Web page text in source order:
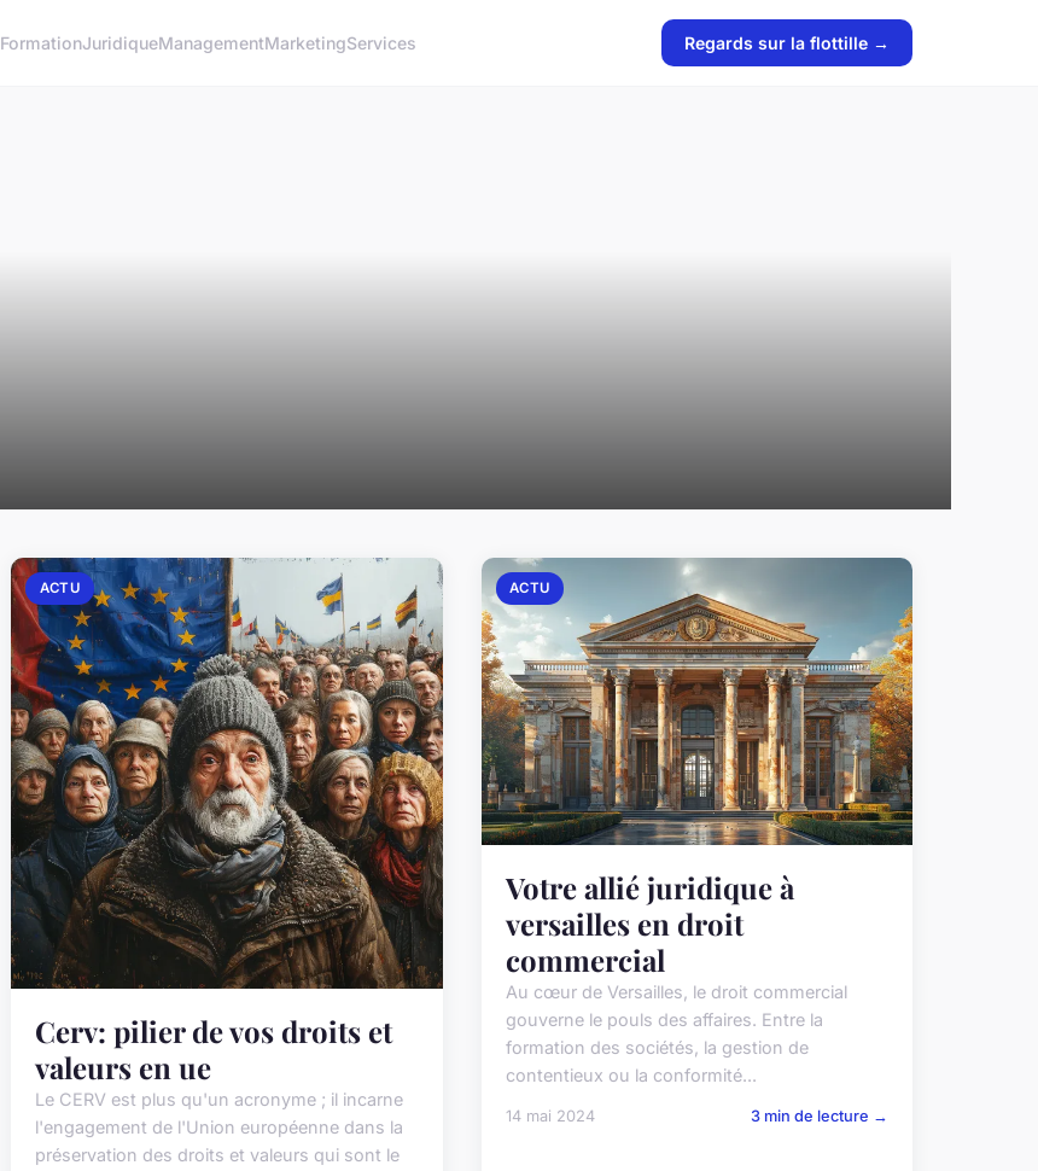
FormationJuridiqueManagementMarketingServices Regards sur la flottille →
ACTU
Cerv: pilier de vos droits et
valeurs en ue
Le CERV est plus qu'un acronyme ; il incarne
l'engagement de l'Union européenne dans la
préservation des droits et valeurs qui sont le
ACTU
Votre allié juridique à
versailles en droit
commercial
Au cœur de Versailles, le droit commercial
gouverne le pouls des affaires. Entre la
formation des sociétés, la gestion de
contentieux ou la conformité...
14 mai 2024 3 min de lecture →